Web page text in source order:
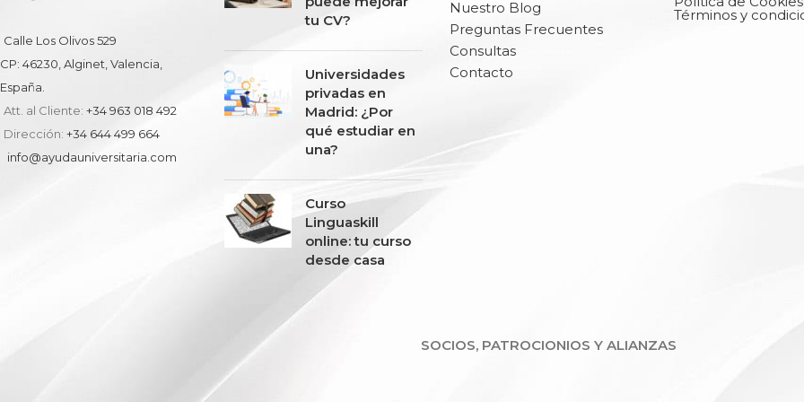
Calle Los Olivos 529
CP: 46230, Alginet, Valencia,
España.
Att. al Cliente: +34 963 018 492
Dirección: +34 644 499 664
info@ayudauniversitaria.com
tu CV?
Universidades
privadas en
Madrid: ¿Por
qué estudiar en
una?
Curso
Linguaskill
online: tu curso
desde casa
Nuestro Blog
Preguntas Frecuentes
Consultas
Contacto
Términos y
SOCIOS, PATROCIONIOS Y ALIANZAS